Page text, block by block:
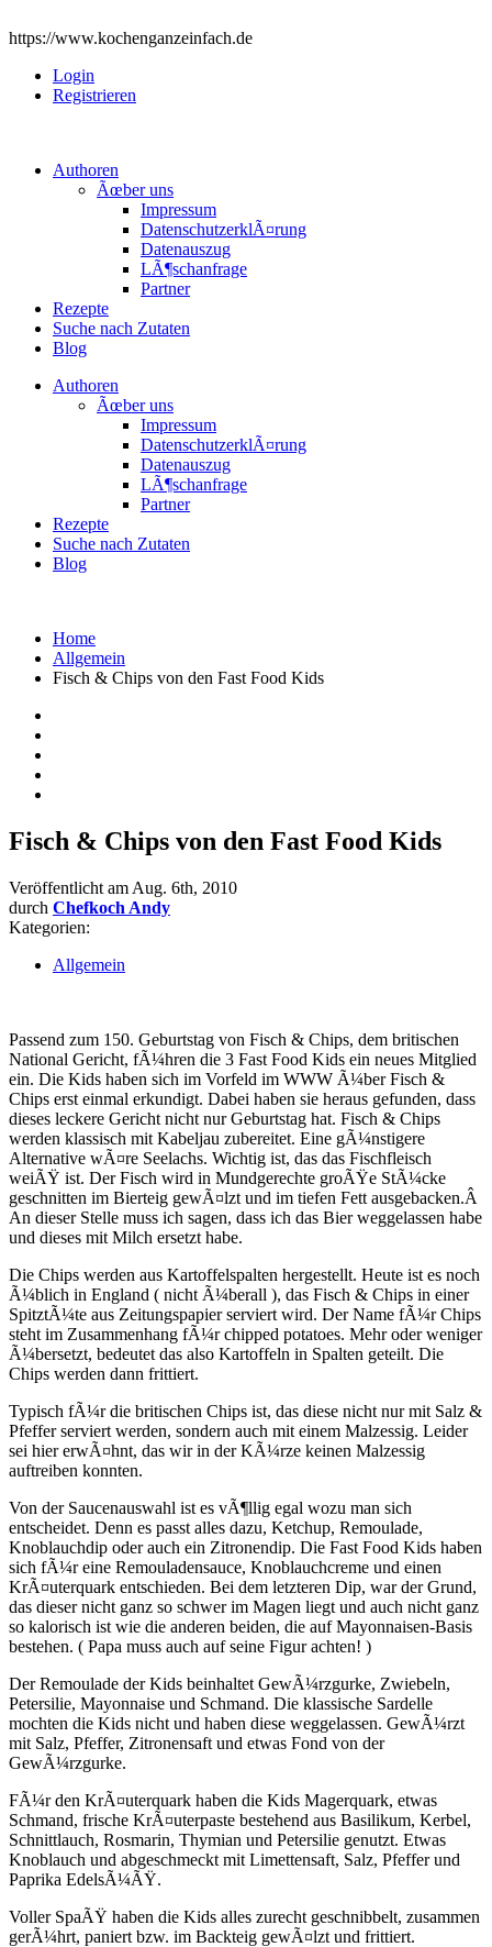
https://www.kochenganzeinfach.de
Login
Registrieren
Authoren
Ãœber uns
Impressum
DatenschutzerklÃ¤rung
Datenauszug
LÃ¶schanfrage
Partner
Rezepte
Suche nach Zutaten
Blog
Authoren
Ãœber uns
Impressum
DatenschutzerklÃ¤rung
Datenauszug
LÃ¶schanfrage
Partner
Rezepte
Suche nach Zutaten
Blog
Home
Allgemein
Fisch & Chips von den Fast Food Kids
Fisch & Chips von den Fast Food Kids
Veröffentlicht am Aug. 6th, 2010
durch Chefkoch Andy
Kategorien:
Allgemein
Passend zum 150. Geburtstag von Fisch & Chips, dem britischen
National Gericht, fÃ¼hren die 3 Fast Food Kids ein neues Mitglied
ein. Die Kids haben sich im Vorfeld im WWW Ã¼ber Fisch &
Chips erst einmal erkundigt. Dabei haben sie heraus gefunden, dass
dieses leckere Gericht nicht nur Geburtstag hat. Fisch & Chips
werden klassisch mit Kabeljau zubereitet. Eine gÃ¼nstigere
Alternative wÃ¤re Seelachs. Wichtig ist, das das Fischfleisch
weiÃŸ ist. Der Fisch wird in Mundgerechte groÃŸe StÃ¼cke
geschnitten im Bierteig gewÃ¤lzt und im tiefen Fett ausgebacken.Â
An dieser Stelle muss ich sagen, dass ich das Bier weggelassen habe
und dieses mit Milch ersetzt habe.
Die Chips werden aus Kartoffelspalten hergestellt. Heute ist es noch
Ã¼blich in England ( nicht Ã¼berall ), das Fisch & Chips in einer
SpitztÃ¼te aus Zeitungspapier serviert wird. Der Name fÃ¼r Chips
steht im Zusammenhang fÃ¼r chipped potatoes. Mehr oder weniger
Ã¼bersetzt, bedeutet das also Kartoffeln in Spalten geteilt. Die
Chips werden dann frittiert.
Typisch fÃ¼r die britischen Chips ist, das diese nicht nur mit Salz &
Pfeffer serviert werden, sondern auch mit einem Malzessig. Leider
sei hier erwÃ¤hnt, das wir in der KÃ¼rze keinen Malzessig
auftreiben konnten.
Von der Saucenauswahl ist es vÃ¶llig egal wozu man sich
entscheidet. Denn es passt alles dazu, Ketchup, Remoulade,
Knoblauchdip oder auch ein Zitronendip. Die Fast Food Kids haben
sich fÃ¼r eine Remouladensauce, Knoblauchcreme und einen
KrÃ¤uterquark entschieden. Bei dem letzteren Dip, war der Grund,
das dieser nicht ganz so schwer im Magen liegt und auch nicht ganz
so kalorisch ist wie die anderen beiden, die auf Mayonnaisen-Basis
bestehen. ( Papa muss auch auf seine Figur achten! )
Der Remoulade der Kids beinhaltet GewÃ¼rzgurke, Zwiebeln,
Petersilie, Mayonnaise und Schmand. Die klassische Sardelle
mochten die Kids nicht und haben diese weggelassen. GewÃ¼rzt
mit Salz, Pfeffer, Zitronensaft und etwas Fond von der
GewÃ¼rzgurke.
FÃ¼r den KrÃ¤uterquark haben die Kids Magerquark, etwas
Schmand, frische KrÃ¤uterpaste bestehend aus Basilikum, Kerbel,
Schnittlauch, Rosmarin, Thymian und Petersilie genutzt. Etwas
Knoblauch und abgeschmeckt mit Limettensaft, Salz, Pfeffer und
Paprika EdelsÃ¼ÃŸ.
Voller SpaÃŸ haben die Kids alles zurecht geschnibbelt, zusammen
gerÃ¼hrt, paniert bzw. im Backteig gewÃ¤lzt und frittiert.